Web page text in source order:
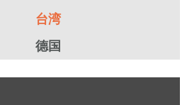
台湾
德国